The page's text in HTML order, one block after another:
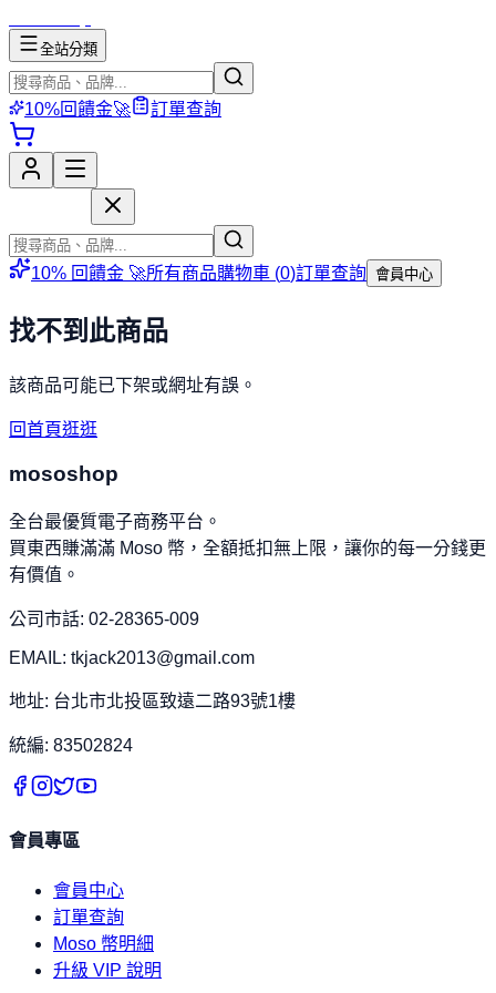
全站分類
10%回饋金🚀 訂單查詢
10% 回饋金 🚀所有商品購物車 (0)訂單查詢 會員中心
找不到此商品
該商品可能已下架或網址有誤。
回首頁逛逛
mososhop
全台最優質電子商務平台。
買東西賺滿滿 Moso 幣，全額抵扣無上限，讓你的每一分錢更
有價值。
公司市話: 02-28365-009
EMAIL: tkjack2013@gmail.com
地址: 台北市北投區致遠二路93號1樓
統編: 83502824
會員專區
會員中心
訂單查詢
Moso 幣明細
升級 VIP 說明